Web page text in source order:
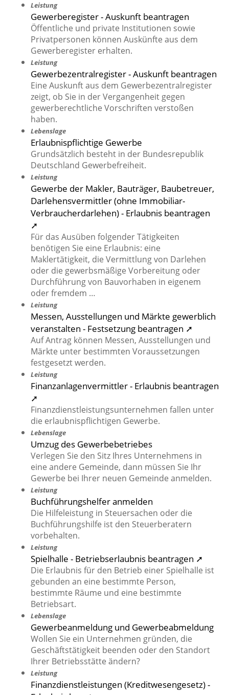
Leistung
Gewerberegister - Auskunft beantragen
Öffentliche und private Institutionen sowie
Privatpersonen können Auskünfte aus dem
Gewerberegister erhalten.
Leistung
Gewerbezentralregister - Auskunft beantragen
Eine Auskunft aus dem Gewerbezentralregister
zeigt, ob Sie in der Vergangenheit gegen
gewerberechtliche Vorschriften verstoßen
haben.
Lebenslage
Erlaubnispflichtige Gewerbe
Grundsätzlich besteht in der Bundesrepublik
Deutschland Gewerbefreiheit.
Leistung
Gewerbe der Makler, Bauträger, Baubetreuer,
Darlehensvermittler (ohne Immobiliar-
Verbraucherdarlehen) - Erlaubnis beantragen
➚
Für das Ausüben folgender Tätigkeiten
benötigen Sie eine Erlaubnis: eine
Maklertätigkeit, die Vermittlung von Darlehen
oder die gewerbsmäßige Vorbereitung oder
Durchführung von Bauvorhaben in eigenem
oder fremdem …
Leistung
Messen, Ausstellungen und Märkte gewerblich
veranstalten - Festsetzung beantragen ➚
Auf Antrag können Messen, Ausstellungen und
Märkte unter bestimmten Voraussetzungen
festgesetzt werden.
Leistung
Finanzanlagenvermittler - Erlaubnis beantragen
➚
Finanzdienstleistungsunternehmen fallen unter
die erlaubnispflichtigen Gewerbe.
Lebenslage
Umzug des Gewerbebetriebes
Verlegen Sie den Sitz Ihres Unternehmens in
eine andere Gemeinde, dann müssen Sie Ihr
Gewerbe bei Ihrer neuen Gemeinde anmelden.
Leistung
Buchführungshelfer anmelden
Die Hilfeleistung in Steuersachen oder die
Buchführungshilfe ist den Steuerberatern
vorbehalten.
Leistung
Spielhalle - Betriebserlaubnis beantragen ➚
Die Erlaubnis für den Betrieb einer Spielhalle ist
gebunden an eine bestimmte Person,
bestimmte Räume und eine bestimmte
Betriebsart.
Lebenslage
Gewerbeanmeldung und Gewerbeabmeldung
Wollen Sie ein Unternehmen gründen, die
Geschäftstätigkeit beenden oder den Standort
Ihrer Betriebsstätte ändern?
Leistung
Finanzdienstleistungen (Kreditwesengesetz) -